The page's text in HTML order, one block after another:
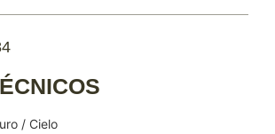
/ Cielo